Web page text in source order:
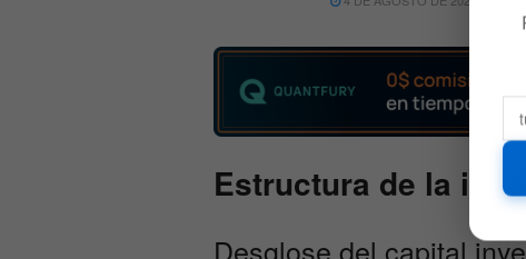
Estructura de la
Desglose del capital